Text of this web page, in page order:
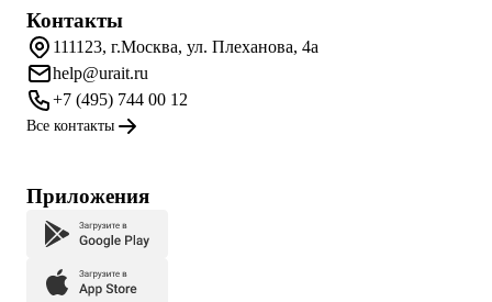
Контакты
111123, г.Москва, ул. Плеханова, 4а
help@urait.ru
+7 (495) 744 00 12
Все контакты
Приложения